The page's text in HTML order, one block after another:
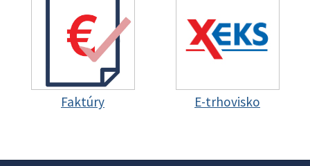
Faktúry E-trhovisko